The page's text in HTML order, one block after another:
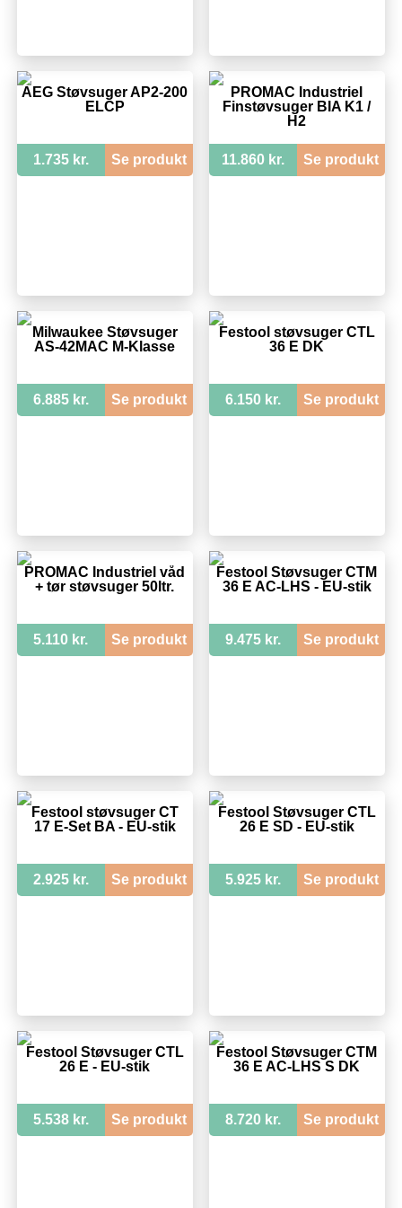
AEG Støvsuger AP2-200
ELCP
1.735 kr. Se produkt
PROMAC Industriel
Finstøvsuger BIA K1 /
H2
11.860 kr. Se produkt
Milwaukee Støvsuger
AS-42MAC M-Klasse
6.885 kr. Se produkt
Festool støvsuger CTL
36 E DK
6.150 kr. Se produkt
PROMAC Industriel våd
+ tør støvsuger 50ltr.
5.110 kr. Se produkt
Festool Støvsuger CTM
36 E AC-LHS - EU-stik
9.475 kr. Se produkt
Festool støvsuger CT
17 E-Set BA - EU-stik
2.925 kr. Se produkt
Festool Støvsuger CTL
26 E SD - EU-stik
5.925 kr. Se produkt
Festool Støvsuger CTL
26 E - EU-stik
5.538 kr. Se produkt
Festool Støvsuger CTM
36 E AC-LHS S DK
8.720 kr. Se produkt